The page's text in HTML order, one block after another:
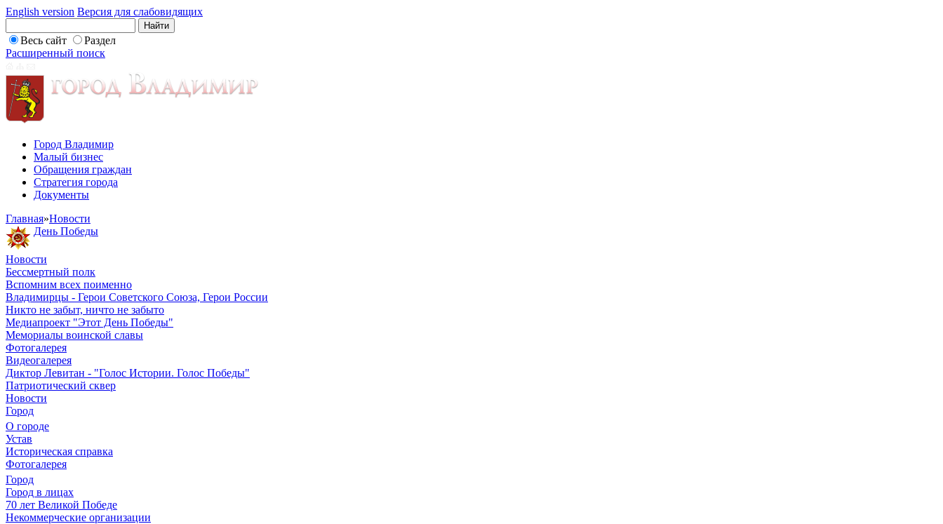
English version Версия для слабовидящих
Весь сайт
Раздел
Расширенный поиск
Город Владимир
Малый бизнес
Обращения граждан
Стратегия города
Документы
Главная»Новости
День Победы
Новости
Бессмертный полк
Вспомним всех поименно
Владимирцы - Герои Советского Союза, Герои России
Никто не забыт, ничто не забыто
Медиапроект "Этот День Победы"
Мемориалы воинской славы
Фотогалерея
Видеогалерея
Диктор Левитан - "Голос Истории. Голос Победы"
Патриотический сквер
Новости
Город
О городе
Устав
Историческая справка
Фотогалерея
Город
Город в лицах
70 лет Великой Победе
Некоммерческие организации